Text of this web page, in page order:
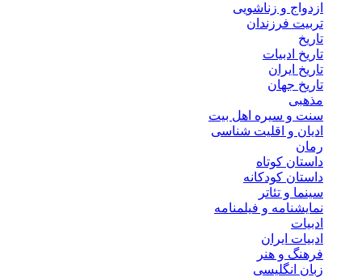
ازدواج و زناشویی
تربیت فرزندان
تاریخ
تاریخ ادبیات
تاریخ ایران
تاریخ جهان
مذهبی
سنت و سیره اهل بیت
ادیان و اقلیت شناسی
رمان
داستان کوتاه
داستان کودکانه
سینما و تئاتر
نمایشنامه و فیلمنامه
ادبیات
ادبیات ایران
فرهنگ و هنر
زبان انگلیسی